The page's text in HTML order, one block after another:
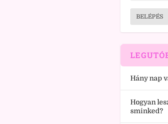
BELÉPÉS
Hány nap
Hogyan
sminked?